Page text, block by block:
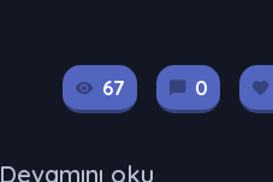
67 0
Devamını oku